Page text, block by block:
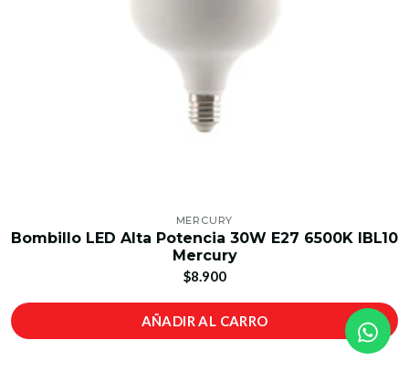
MERCURY
Bombillo LED Alta Potencia 30W E27 6500K IBL10
Mercury
$8.900
AÑADIR AL CARRO